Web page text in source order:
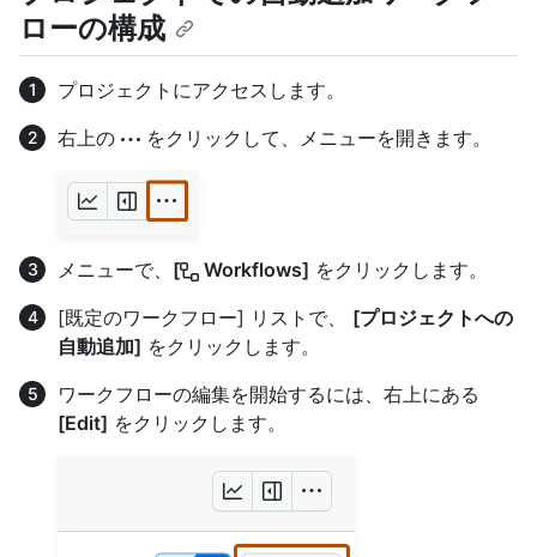
ローの構成
プロジェクトにアクセスします。
右上の
をクリックして、メニューを開きます。
メニューで、 [ Workflows] をクリックします。
[既定のワークフロー] リストで、 [プロジェクトへの
自動追加] をクリックします。
ワークフローの編集を開始するには、右上にある
[Edit] をクリックします。